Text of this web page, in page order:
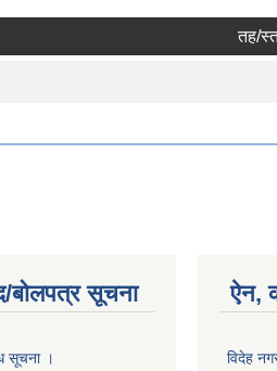
तह/
बोलपत्र सूचना
सूचना ।
ऐन,
विदेह